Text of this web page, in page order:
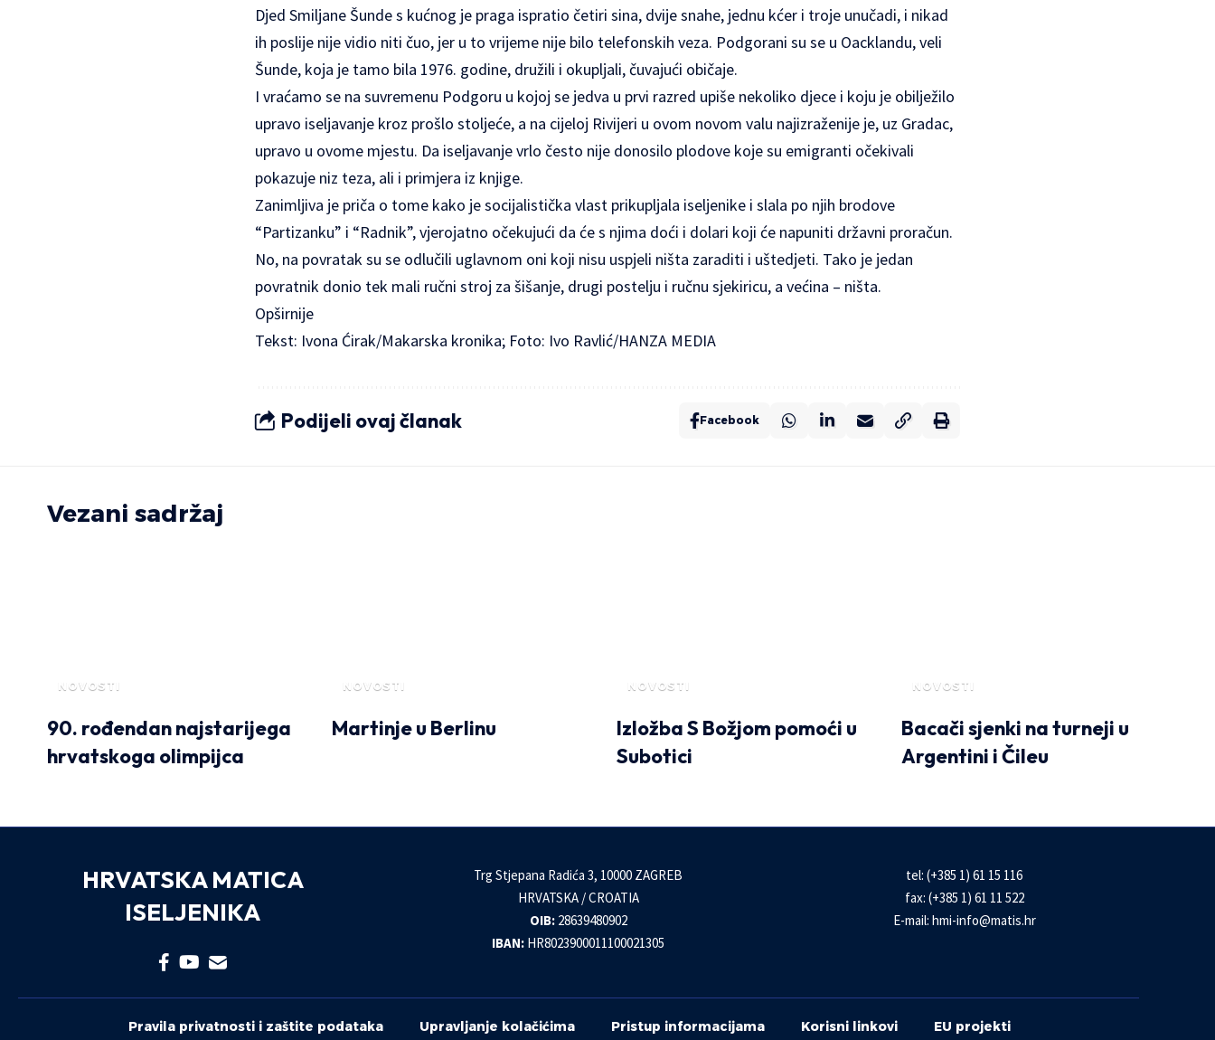
Djed Smiljane Šunde s kućnog je praga ispratio četiri sina, dvije snahe, jednu kćer i troje unučadi, i nikad
ih poslije nije vidio niti čuo, jer u to vrijeme nije bilo telefonskih veza. Podgorani su se u Oacklandu, veli
Šunde, koja je tamo bila 1976. godine, družili i okupljali, čuvajući običaje.
I vraćamo se na suvremenu Podgoru u kojoj se jedva u prvi razred upiše nekoliko djece i koju je obilježilo
upravo iseljavanje kroz prošlo stoljeće, a na cijeloj Rivijeri u ovom novom valu najizraženije je, uz Gradac,
upravo u ovome mjestu. Da iseljavanje vrlo često nije donosilo plodove koje su emigranti očekivali
pokazuje niz teza, ali i primjera iz knjige.
Zanimljiva je priča o tome kako je socijalistička vlast prikupljala iseljenike i slala po njih brodove
“Partizanku” i “Radnik”, vjerojatno očekujući da će s njima doći i dolari koji će napuniti državni proračun.
No, na povratak su se odlučili uglavnom oni koji nisu uspjeli ništa zaraditi i uštedjeti. Tako je jedan
povratnik donio tek mali ručni stroj za šišanje, drugi postelju i ručnu sjekiricu, a većina – ništa.
Opširnije
Tekst: Ivona Ćirak/Makarska kronika; Foto: Ivo Ravlić/HANZA MEDIA
Podijeli ovaj članak Facebook
Vezani sadržaj
NOVOSTI
90. rođendan najstarijega
hrvatskoga olimpijca
NOVOSTI
Martinje u Berlinu
NOVOSTI
Izložba S Božjom pomoći u
Subotici
NOVOSTI
Bacači sjenki na turneji u
Argentini i Čileu
HRVATSKA MATICA
ISELJENIKA
Trg Stjepana Radića 3, 10000 ZAGREB
HRVATSKA / CROATIA
OIB:28639480902
IBAN: HR8023900011100021305
tel: (+385 1) 61 15 116
fax: (+385 1) 61 11 522
E-mail: hmi-info@matis.hr
Pravila privatnosti i zaštite podataka Upravljanje kolačićima Pristup informacijama Korisni linkovi EU projekti